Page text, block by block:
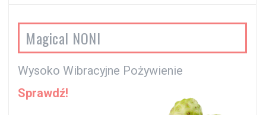
Magical NONI
Wysoko Wibracyjne Pożywienie
Sprawdź!